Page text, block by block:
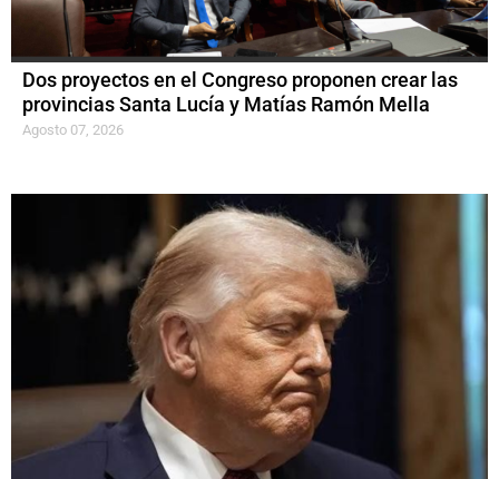
Dos proyectos en el Congreso proponen crear las
provincias Santa Lucía y Matías Ramón Mella
Agosto 07, 2026